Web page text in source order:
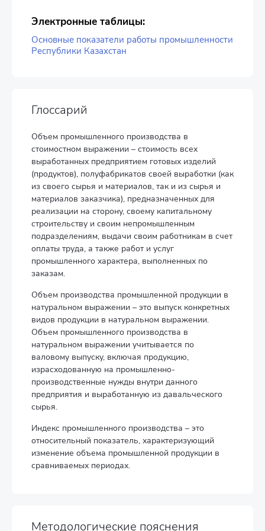
Электронные таблицы:
Основные показатели работы промышленности
Республики Казахстан
Глоссарий
Объем промышленного производства в
стоимостном выражении – стоимость всех
выработанных предприятием готовых изделий
(продуктов), полуфабрикатов своей выработки (как
из своего сырья и материалов, так и из сырья и
материалов заказчика), предназначенных для
реализации на сторону, своему капитальному
строительству и своим непромышленным
подразделениям, выдачи своим работникам в счет
оплаты труда, а также работ и услуг
промышленного характера, выполненных по
заказам.
Объем производства промышленной продукции в
натуральном выражении – это выпуск конкретных
видов продукции в натуральном выражении.
Объем промышленного производства в
натуральном выражении учитывается по
валовому выпуску, включая продукцию,
израсходованную на промышленно-
производственные нужды внутри данного
предприятия и выработанную из давальческого
сырья.
Индекс промышленного производства – это
относительный показатель, характеризующий
изменение объема промышленной продукции в
сравниваемых периодах.
Методологические пояснения